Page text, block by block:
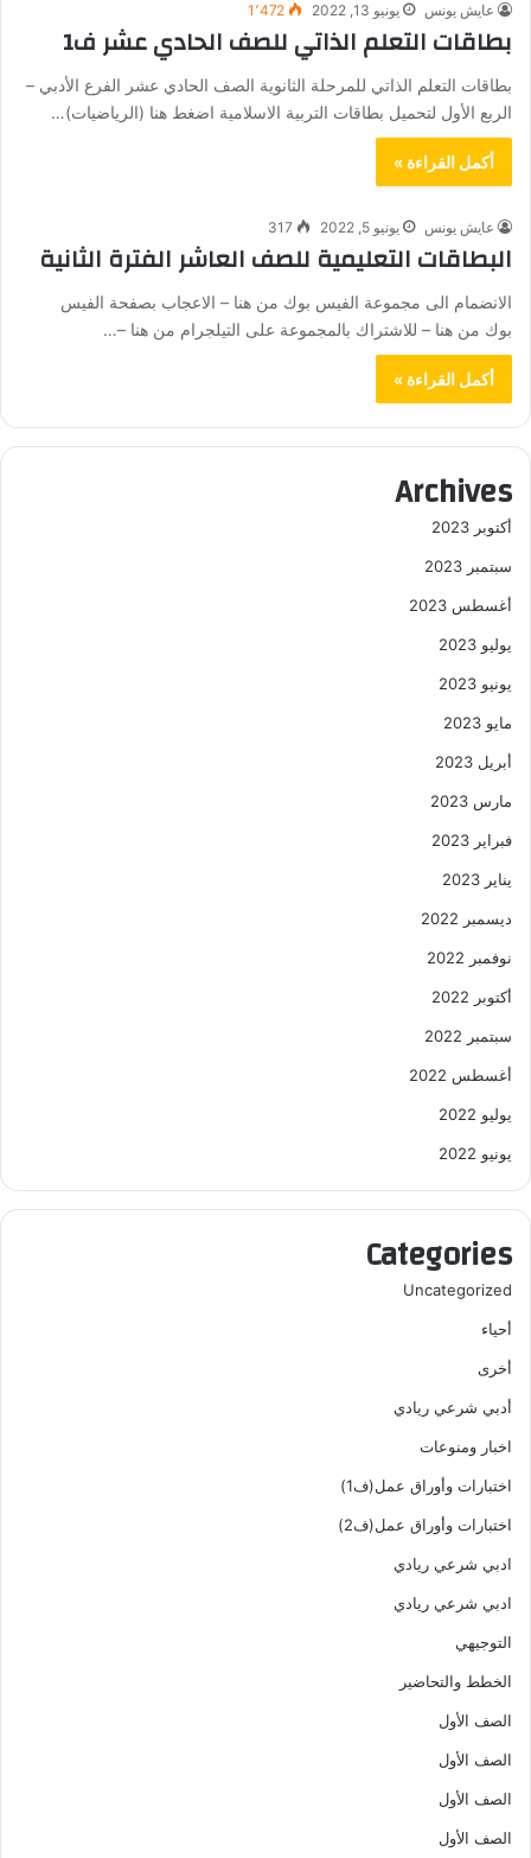
عايش يونس يونيو 13, 2022 1٬472
بطاقات التعلم الذاتي للصف الحادي عشر ف1
بطاقات التعلم الذاتي للمرحلة الثانوية الصف الحادي عشر الفرع الأدبي –
الربع الأول لتحميل بطاقات التربية الاسلامية اضغط هنا (الرياضيات)…
أكمل القراءة »
عايش يونس يونيو 5, 2022 317
البطاقات التعليمية للصف العاشر الفترة الثانية
الانضمام الى مجموعة الفيس بوك من هنا – الاعجاب بصفحة الفيس
بوك من هنا – للاشتراك بالمجموعة على التيلجرام من هنا –…
أكمل القراءة »
Archives
أكتوبر 2023
سبتمبر 2023
أغسطس 2023
يوليو 2023
يونيو 2023
مايو 2023
أبريل 2023
مارس 2023
فبراير 2023
يناير 2023
ديسمبر 2022
نوفمبر 2022
أكتوبر 2022
سبتمبر 2022
أغسطس 2022
يوليو 2022
يونيو 2022
Categories
Uncategorized
أحياء
أخرى
أدبي شرعي ريادي
اخبار ومنوعات
اختبارات وأوراق عمل(ف1)
اختبارات وأوراق عمل(ف2)
ادبي شرعي ريادي
ادبي شرعي ريادي
التوجيهي
الخطط والتحاضير
الصف الأول
الصف الأول
الصف الأول
الصف الأول